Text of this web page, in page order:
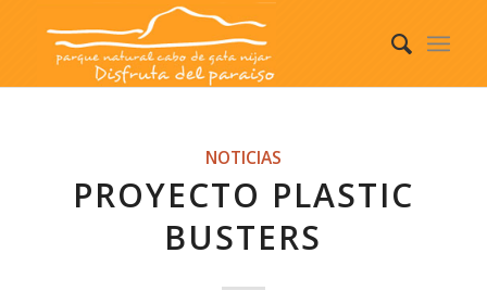
NOTICIAS
PROYECTO PLASTIC
BUSTERS